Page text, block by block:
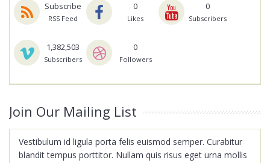
Subscribe
RSS Feed
0
Likes
0
Subscribers
1,382,503
Subscribers
0
Followers
Join Our Mailing List
Vestibulum id ligula porta felis euismod semper. Curabitur
blandit tempus porttitor. Nullam quis risus eget urna mollis